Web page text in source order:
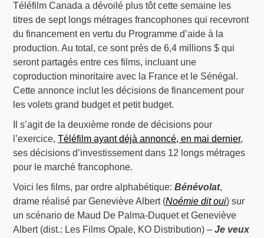
Téléfilm Canada a dévoilé plus tôt cette semaine les
titres de sept longs métrages francophones qui recevront
du financement en vertu du Programme d’aide à la
production. Au total, ce sont près de 6,4 millions $ qui
seront partagés entre ces films, incluant une
coproduction minoritaire avec la France et le Sénégal.
Cette annonce inclut les décisions de financement pour
les volets grand budget et petit budget.
Il s’agit de la deuxième ronde de décisions pour
l’exercice,Téléfilm ayant déjà annoncé, en mai dernier,
ses décisions d’investissement dans 12 longs métrages
pour le marché francophone.
Voici les films, par ordre alphabétique:Bénévolat,
drame réalisé par Geneviève Albert (Noémie dit oui) sur
un scénario de Maud De Palma-Duquet et Geneviève
Albert (dist.: Les Films Opale, KO Distribution) –Je veux